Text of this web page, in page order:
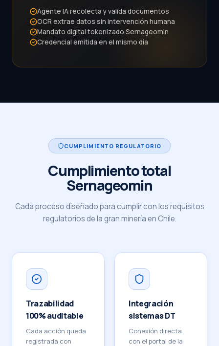
Agente IA recolecta y valida documentos
OCR extrae datos sin intervención humana
Mandato digital tokenizado Sernageomin
Credencial emitida en el mismo día
CUMPLIMIENTO REGULATORIO
Cumplimiento total
Sernageomin
Cada proceso diseñado para cumplir con los requisitos
regulatorios de la gran minería en Chile.
Trazabilidad
100% auditable
Cada acción queda
registrada con
Integración
sistemas DT
Conexión directa
con el portal de la